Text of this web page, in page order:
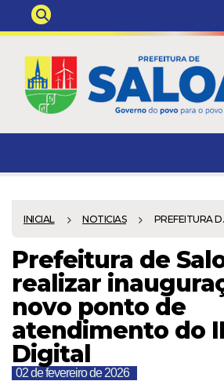
INICIAL NOTICIAS PREFEITURA
Prefeitura de
realizar
novo ponto de
atendimento do
Digital
02 de fevereiro de 2026